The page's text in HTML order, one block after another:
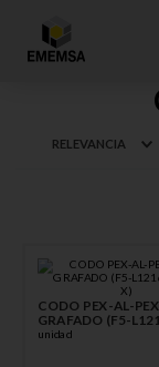
RELEVANCIA
CODO PEX-AL-
GRAFADO (F5-
IIA-X)
unidad